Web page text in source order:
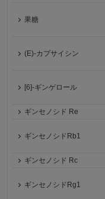
果糖
(E)-カプサイシン
[6]-ギンゲロール
ギンセノシド Re
ギンセノシドRb1
ギンセノシド Rc
ギンセノシドRg1